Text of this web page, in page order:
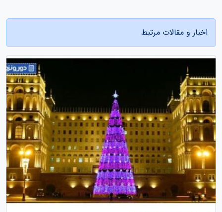
اخبار و مقالات مرتبط